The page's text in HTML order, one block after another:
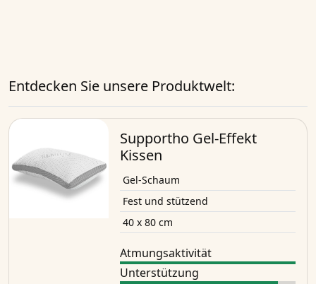
Entdecken Sie unsere Produktwelt:
Supportho Gel-Effekt
Kissen
Gel-Schaum
Fest und stützend
40 x 80 cm
Atmungsaktivität
Unterstützung